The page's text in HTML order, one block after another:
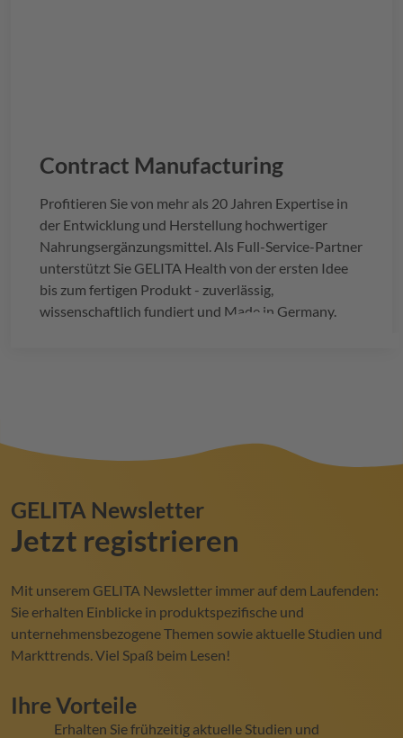
Contract Manufacturing
Profitieren Sie von mehr als 20 Jahren Expertise in
der Entwicklung und Herstellung hochwertiger
Nahrungsergänzungsmittel. Als Full-Service-Partner
unterstützt Sie GELITA Health von der ersten Idee
bis zum fertigen Produkt - zuverlässig,
wissenschaftlich fundiert und Made in Germany.
GELITA Newsletter
Jetzt registrieren
Mit unserem GELITA Newsletter immer auf dem Laufenden:
Sie erhalten Einblicke in produktspezifische und
unternehmensbezogene Themen sowie aktuelle Studien und
Markttrends. Viel Spaß beim Lesen!
Ihre Vorteile
Erhalten Sie frühzeitig aktuelle Studien und